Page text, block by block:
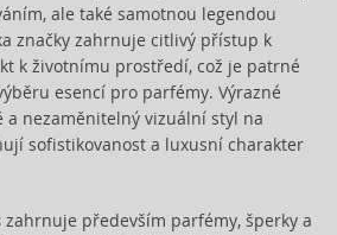
ale také samotnou legendou
značky zahrnuje citlivý přístup k
k životnímu prostředí, což je patrné
esencí pro parfémy. Výrazné
a nezaměnitelný vizuální styl na
sofistikovanost a luxusní charakter
zahrnuje především parfémy, šperky a